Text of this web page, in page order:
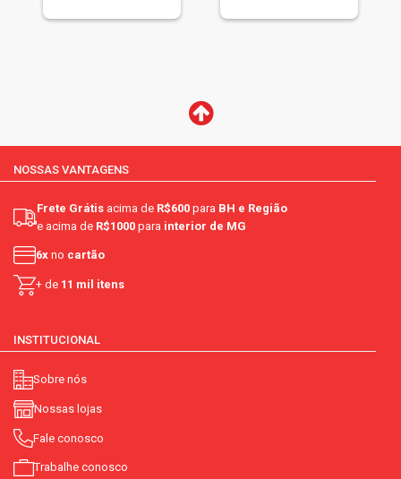
NOSSAS VANTAGENS
Frete Grátis acima de R$600 para BH e Região
e acima de R$1000 para interior de MG
6x no cartão
+ de 11 mil itens
INSTITUCIONAL
Sobre nós
Nossas lojas
Fale conosco
Trabalhe conosco